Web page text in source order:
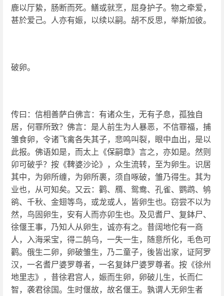
鹿以厅絷，肠断而死。鳝或就烹，屈身护子。物之牵爱，
甚於爱己。人亦有娠，以续以嗣。胡不反思，举斯加彼。
破卵。
传曰：信相善萨白佛言：有诸众生，无有子息，孤独自
居，何罪所致？佛言：是人前生为人暴恶，不信罪福，捕
雏食卵，令诸飞禽各失其子，悲鸣叫裂，眼中血出，是以
此报。佛语如是，而太上《保嗣章》言之，亦如是。然则
卯可破乎？按《鞞婆沙论》，众生流转，至为卵生。识居
其中，为卵所缠，为卵所裹，须自啄破，雏乃得生。其为
业也，从可知矣。又云：鹳、鴈、鸳鸯、孔雀、鹦鹉、鸲
鹆、千秋、金翅等鸟，或龙或人，皆卵生也。窃尝不以为
然，鸟固卵生，安有人而亦卯生也。及见耆尸、复鉢尸、
徐偃王事，乃知人从卵生，诚亦有之。昔阔地佗有一商
人，入海采宝，得二鹄乌，一失一生，随意所化，毛色可
鹳。俄生二卵，卵破雏生，乃二童子，後皆出家，证阿罗
汉，一名耆尸婆罗尊者，一名复鉢尸婆罗尊者。按《徐州
地里志》，昔徐君宫人，娠而生卵，卵破儿生，长而仁
智，袭君徐国。生时偃故，故名偃王。孰谓人无卵生者